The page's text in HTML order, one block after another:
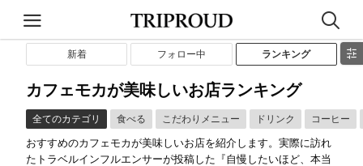
新着 フォロー中 ランキング
カフェモカが美味しいお店ランキング
全てのカテゴリ 食べる こだわりメニュー ドリンク コーヒー
おすすめのカフェモカが美味しいお店を紹介します。実際に訪れ
たトラベルインフルエンサーが投稿した『自慢したいほど、本当